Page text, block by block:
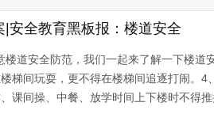
安全教育黑板报：楼道安全
楼道安全防范，我们一起来了解一下楼
梯间玩耍，更不得在楼梯间追逐打闹。4
课间操、中餐、放学时间上下楼时不得推